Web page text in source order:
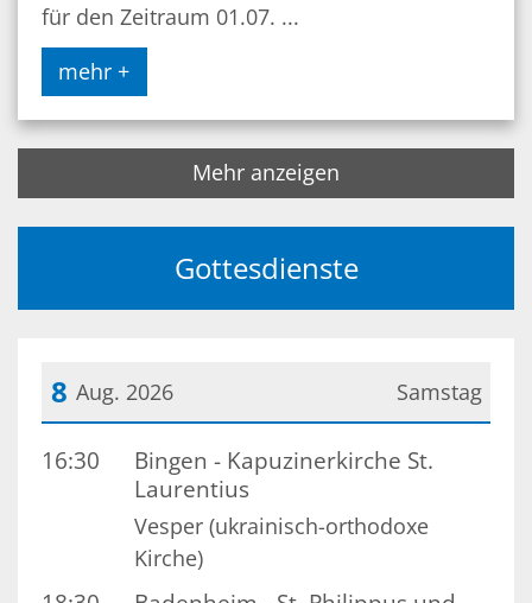
für den Zeitraum 01.07. ...
mehr +
Mehr anzeigen
Gottesdienste
Samstag
8 Aug. 2026
Datum: 8. August 2026
16:30
Bingen - Kapuzinerkirche St.
Laurentius
Vesper (ukrainisch-orthodoxe
Kirche)